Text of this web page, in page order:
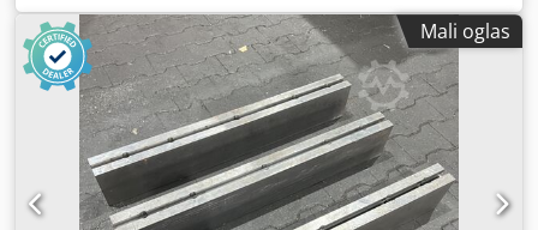
gvožđa. Opremljen T-slotovima za stezanje radnog
predmeta. Dizajniran za preciznu obradu, glodanje i
bušenje sa visokom preciznošću zahvaljujući preciznom
sadržaju od 0,02 mm. Dksdpjvu Tnxsfx Aphsr Tehnički
podaci Vise veličina [mm] 125 Veličina baze [mm] 200x270
Veličina stola [mm] 475x154 Poprečni podatak [mm] 150
Uzdužna hrana [mm] 320 Vernier [mm] 0.02 Širina žleba
[mm] 16 Razmak vijaka [mm] 175 Ukupne dimenzije [mm]
772 k 440 k 180 težina [kg] 28
Mali oglas